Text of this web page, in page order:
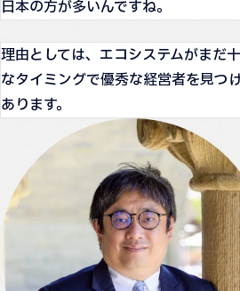
日本の方が多いんですね。
理由としては、エコシステムがまだ
なタイミングで優秀な経営者を見つ
あります。